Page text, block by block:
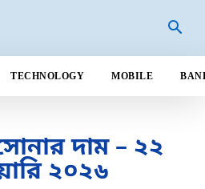
TECHNOLOGY MOBILE
দাম – ২২
২০২৬